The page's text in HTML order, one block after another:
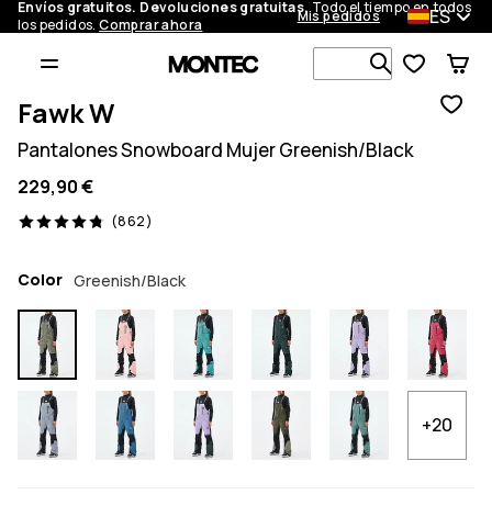
Envíos gratuitos. Devoluciones gratuitas.Todo el tiempo en todos
los pedidos.Comprar ahora Mis pedidos ES
Busca en
Fawk W
Pantalones Snowboard Mujer Greenish/Black
229,90 €
(862)
862 opiniones, 4.8/5
Color Greenish/Black
+20